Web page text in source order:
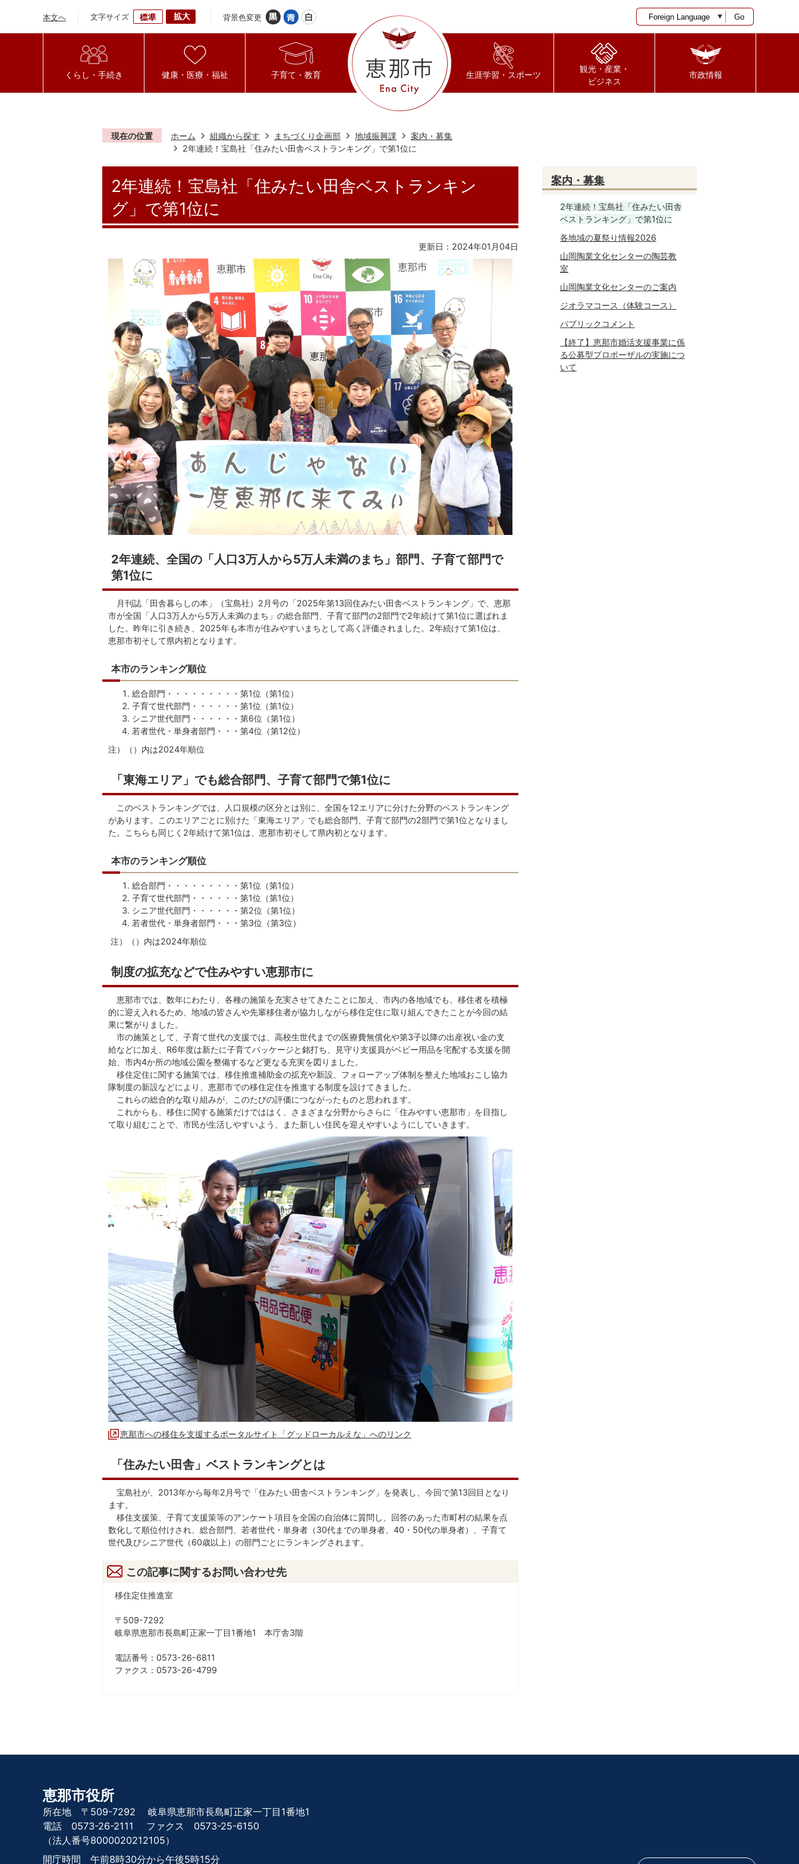
本文へ 文字サイズ 背景色変更 Go
くらし・手続き 健康・医療・福祉 子育て・教育 生涯学習・スポーツ
観光・産業・
ビジネス
市政情報
現在の位置 ホーム 組織から探す まちづくり企画部 地域振興課
案内・募集
2年連続！宝島社「住みたい田舎ベストランキング」で第1位に
2年連続！宝島社「住みたい田舎ベストランキン
グ」で第1位に
更新日：2024年01月04日
2年連続、全国の「人口3万人から5万人未満のまち」部門、子育て部門で
第1位に
月刊誌「田舎暮らしの本」（宝島社）2月号の「2025年第13回住みたい田舎ベストランキング」で、恵那
市が全国「人口3万人から5万人未満のまち」の総合部門、子育て部門の2部門で2年続けて第1位に選ばれま
した。昨年に引き続き、2025年も本市が住みやすいまちとして高く評価されました。2年続けて第1位は、
恵那市初そして県内初となります。
本市のランキング順位
総合部門・・・・・・・・・第1位（第1位）
子育て世代部門・・・・・・第1位（第1位）
シニア世代部門・・・・・・第6位（第1位）
若者世代・単身者部門・・・第4位（第12位）
注）（）内は2024年順位
「東海エリア」でも総合部門、子育て部門で第1位に
このベストランキングでは、人口規模の区分とは別に、全国を12エリアに分けた分野のベストランキング
があります。このエリアごとに別けた「東海エリア」でも総合部門、子育て部門の2部門で第1位となりまし
た。こちらも同じく2年続けて第1位は、恵那市初そして県内初となります。
本市のランキング順位
総合部門・・・・・・・・・第1位（第1位）
子育て世代部門・・・・・・第1位（第1位）
シニア世代部門・・・・・・第2位（第1位）
若者世代・単身者部門・・・第3位（第3位）
注）（）内は2024年順位
制度の拡充などで住みやすい恵那市に
恵那市では、数年にわたり、各種の施策を充実させてきたことに加え、市内の各地域でも、移住者を積極
的に迎え入れるため、地域の皆さんや先輩移住者が協力しながら移住定住に取り組んできたことが今回の結
果に繋がりました。
市の施策として、子育て世代の支援では、高校生世代までの医療費無償化や第3子以降の出産祝い金の支
給などに加え、R6年度は新たに子育てパッケージと銘打ち、見守り支援員がベビー用品を宅配する支援を開
始、市内4か所の地域公園を整備するなど更なる充実を図りました。
移住定住に関する施策では、移住推進補助金の拡充や新設、フォローアップ体制を整えた地域おこし協力
隊制度の新設などにより、恵那市での移住定住を推進する制度を設けてきました。
これらの総合的な取り組みが、このたびの評価につながったものと思われます。
これからも、移住に関する施策だけでははく、さまざまな分野からさらに「住みやすい恵那市」を目指し
て取り組むことで、市民が生活しやすいよう、また新しい住民を迎えやすいようにしていきます。
恵那市への移住を支援するポータルサイト「グッドローカルえな」へのリンク
「住みたい田舎」ベストランキングとは
宝島社が、2013年から毎年2月号で「住みたい田舎ベストランキング」を発表し、今回で第13回目となり
ます。
移住支援策、子育て支援策等のアンケート項目を全国の自治体に質問し、回答のあった市町村の結果を点
数化して順位付けされ、総合部門、若者世代・単身者（30代までの単身者、40・50代の単身者）、子育て
世代及びシニア世代（60歳以上）の部門ごとにランキングされます。
この記事に関するお問い合わせ先
移住定住推進室
〒509-7292
岐阜県恵那市長島町正家一丁目1番地1 本庁舎3階
電話番号：0573-26-6811
ファクス：0573-26-4799
案内・募集
2年連続！宝島社「住みたい田舎
ベストランキング」で第1位に
各地域の夏祭り情報2026
山岡陶業文化センターの陶芸教
室
山岡陶業文化センターのご案内
ジオラマコース（体験コース）
パブリックコメント
【終了】恵那市婚活支援事業に係
る公募型プロポーザルの実施につ
いて
恵那市役所
所在地 〒509-7292
岐阜県恵那市長島町正家一丁目1番地1
電話 0573-26-2111
ファクス 0573-25-6150
（法人番号8000020212105）
開庁時間 午前8時30分から午後5時15分